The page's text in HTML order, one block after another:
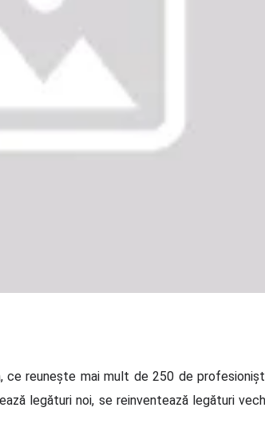
reuneşte mai mult de 250 de
legături noi, se reinventează legături